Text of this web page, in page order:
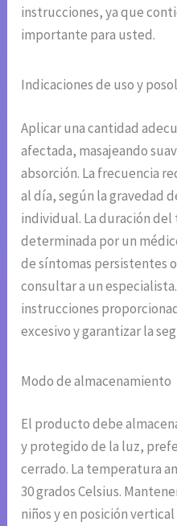
instrucciones, ya que
importante para usted.
Indicaciones de uso y
Aplicar una cantidad
afectada, masajeando
absorción. La frecuencia
al día, según la gravedad
individual. La duración
determinada por un
de síntomas persistentes
consultar a un
instrucciones
excesivo y garantizar la
Modo de almacenamiento
El producto debe
y protegido de la luz,
cerrado. La temperatura
30 grados Celsius.
niños y en posición